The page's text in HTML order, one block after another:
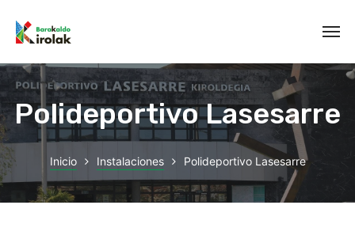
Polideportivo Lasesarre
Inicio Instalaciones Polideportivo Lasesarre